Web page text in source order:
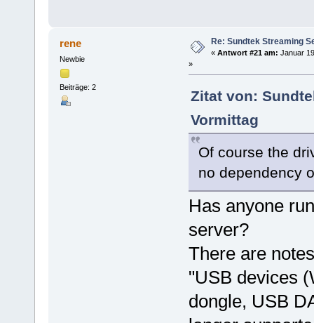
rene
Newbie
Beiträge: 2
Re: Sundtek Streaming
« Antwort #21 am: Januar
»
Zitat von:
Vormittag
Of course the
no dependency
Has anyone
server?
There are
"USB devices
dongle, USB